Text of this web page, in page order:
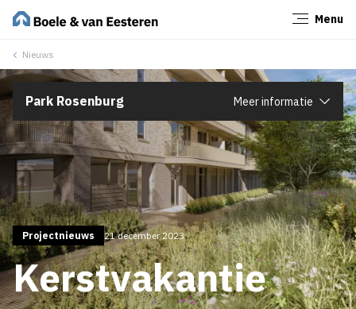
Menu
Nieuws
Park Rosenburg Meer informatie
Projectnieuws 21 december 2023
Kerstvakantie
Sluiten